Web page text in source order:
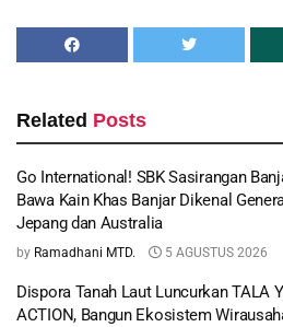
Related Posts
Go International! SBK Sasirangan
Bawa Kain Khas Banjar Dikenal
Jepang dan Australia
by Ramadhani MTD. 5 AGUSTUS 2026
Dispora Tanah Laut Luncurkan TALA
ACTION, Bangun Ekosistem